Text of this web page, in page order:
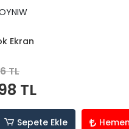
Ekran
TL
TL
Sepete Ekle